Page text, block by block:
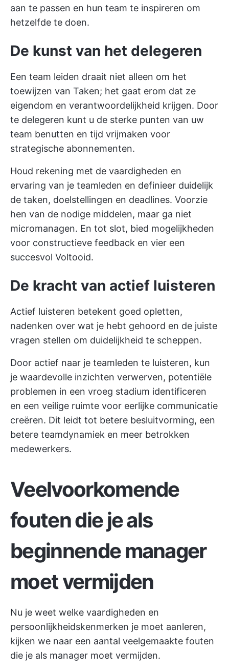
aan te passen en hun team te inspireren om
hetzelfde te doen.
De kunst van het delegeren
Een team leiden draait niet alleen om het
toewijzen van Taken; het gaat erom dat ze
eigendom en verantwoordelijkheid krijgen. Door
te delegeren kunt u de sterke punten van uw
team benutten en tijd vrijmaken voor
strategische abonnementen.
Houd rekening met de vaardigheden en
ervaring van je teamleden en definieer duidelijk
de taken, doelstellingen en deadlines. Voorzie
hen van de nodige middelen, maar ga niet
micromanagen. En tot slot, bied mogelijkheden
voor constructieve feedback en vier een
succesvol Voltooid.
De kracht van actief luisteren
Actief luisteren betekent goed opletten,
nadenken over wat je hebt gehoord en de juiste
vragen stellen om duidelijkheid te scheppen.
Door actief naar je teamleden te luisteren, kun
je waardevolle inzichten verwerven, potentiële
problemen in een vroeg stadium identificeren
en een veilige ruimte voor eerlijke communicatie
creëren. Dit leidt tot betere besluitvorming, een
betere teamdynamiek en meer betrokken
medewerkers.
Veelvoorkomende
fouten die je als
beginnende manager
moet vermijden
Nu je weet welke vaardigheden en
persoonlijkheidskenmerken je moet aanleren,
kijken we naar een aantal veelgemaakte fouten
die je als manager moet vermijden.